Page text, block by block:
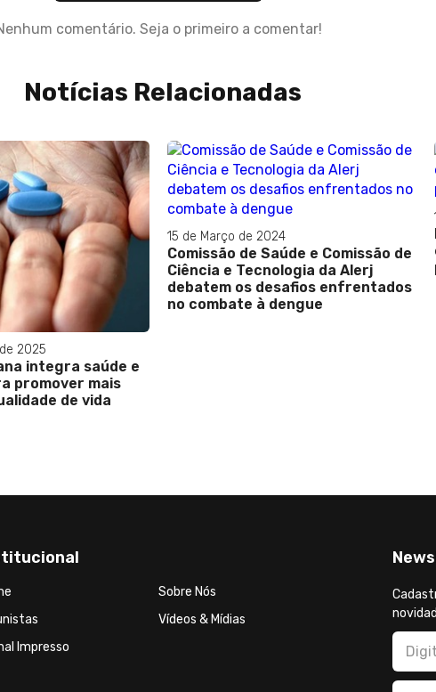
comentário. Seja o primeiro a comentar!
Notícias Relacionadas
2025
integra saúde e
promover mais
de vida
15 de Março de 2024
Comissão de Saúde e Comissão de
Ciência e Tecnologia da Alerj
debatem os desafios enfrentados
no combate à dengue
Sobre Nós
Vídeos & Mídias
Impresso